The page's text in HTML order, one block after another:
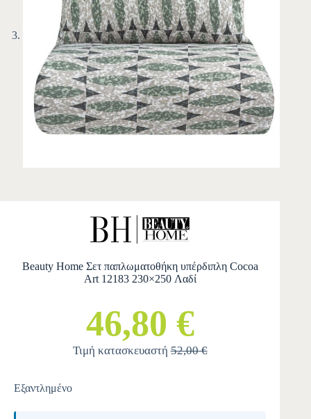
Beauty Home Σετ παπλωματοθήκη υπέρδιπλη Cocoa
Art 12183 230×250 Λαδί
46,80 €
Τιμή κατασκευαστή52,00 €
Εξαντλημένο